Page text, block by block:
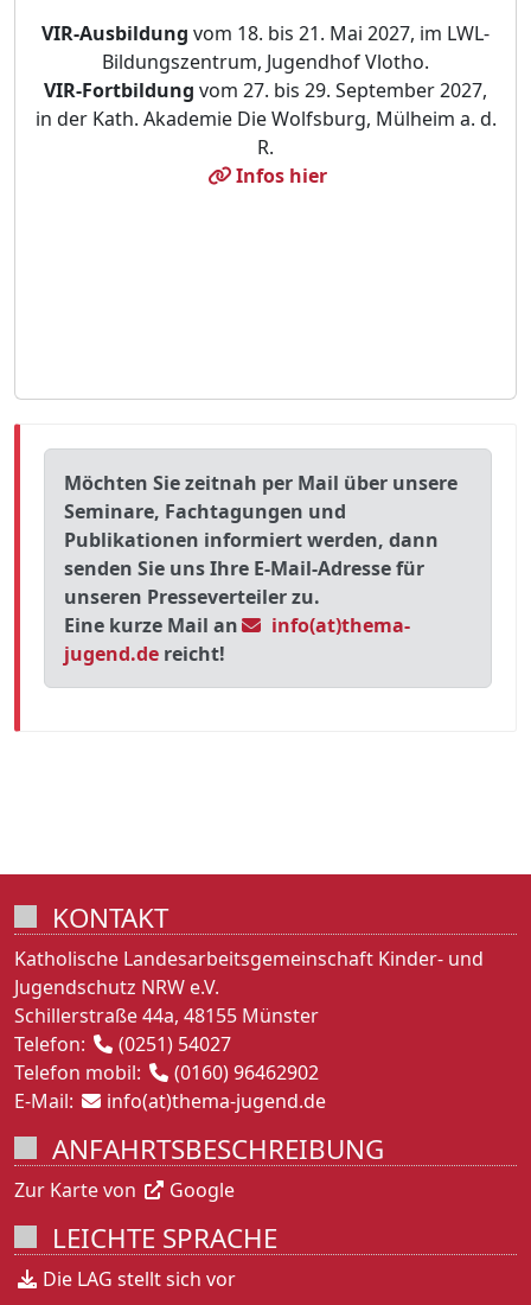
VIR-Ausbildung vom 18. bis 21. Mai 2027, im LWL-
Bildungszentrum, Jugendhof Vlotho.
VIR-Fortbildung vom 27. bis 29. September 2027,
in der Kath. Akademie Die Wolfsburg, Mülheim a. d.
R.
Infos hier
Möchten Sie zeitnah per Mail über unsere
Seminare, Fachtagungen und
Publikationen informiert werden, dann
senden Sie uns Ihre E-Mail-Adresse für
unseren Presseverteiler zu.
Eine kurze Mail an
info(at)thema-
jugend.de reicht!
KONTAKT
Katholische Landesarbeitsgemeinschaft Kinder- und
Jugendschutz NRW e.V.
Schillerstraße 44a, 48155 Münster
Telefon:
(0251) 54027
Telefon mobil:
(0160) 96462902
E-Mail:
info(at)thema-jugend.de
ANFAHRTSBESCHREIBUNG
Zur Karte von Google
LEICHTE SPRACHE
Die LAG stellt sich vor